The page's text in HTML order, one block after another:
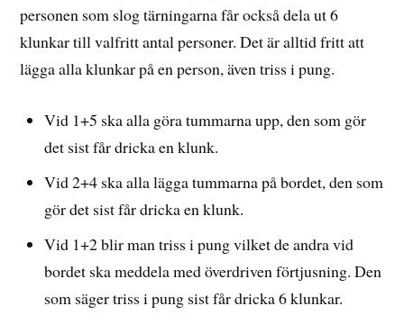
personen som slog tärningarna får också dela ut 6
klunkar till valfritt antal personer. Det är alltid fritt att
lägga alla klunkar på en person, även triss i pung.
Vid 1+5 ska alla göra tummarna upp, den som gör
det sist får dricka en klunk.
Vid 2+4 ska alla lägga tummarna på bordet, den som
gör det sist får dricka en klunk.
Vid 1+2 blir man triss i pung vilket de andra vid
bordet ska meddela med överdriven förtjusning. Den
som säger triss i pung sist får dricka 6 klunkar.